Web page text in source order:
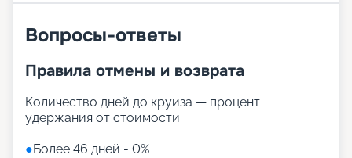
Вопросы-ответы
Правила отмены и возврата
Количество дней до круиза — процент
удержания от стоимости:
●Более 46 дней - 0%